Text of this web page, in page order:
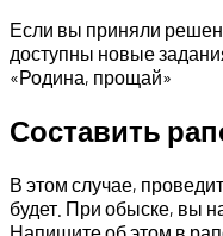
Если вы приняли
доступны новые
«Родина, прощай»
Составить
В этом случае,
будет. При обыске, вы